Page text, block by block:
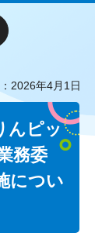
2026年4月1日
んピッ
務委
につい